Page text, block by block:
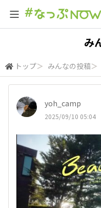
み
トップ＞ みんなの投稿＞
yoh_camp
2025/09/10 05:04